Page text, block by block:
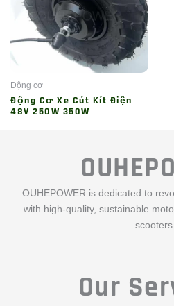
Động cơ
Động Cơ Xe Cút Kít Điện
48V 250W 350W
OUHEPOWER is dedicated to
with high-quality, sustainable
scooters.
Our